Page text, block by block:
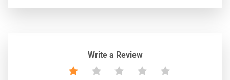
Write a Review